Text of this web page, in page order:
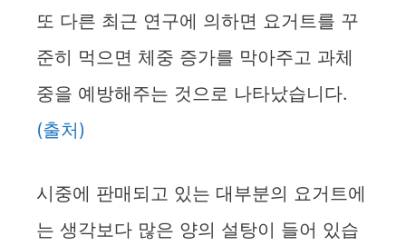
또 다른 최근 연구에 의하면 요거트를 꾸
준히 먹으면 체중 증가를 막아주고 과체
중을 예방해주는 것으로 나타났습니다.
(출처)
시중에 판매되고 있는 대부분의 요거트에
는 생각보다 많은 양의 설탕이 들어 있습